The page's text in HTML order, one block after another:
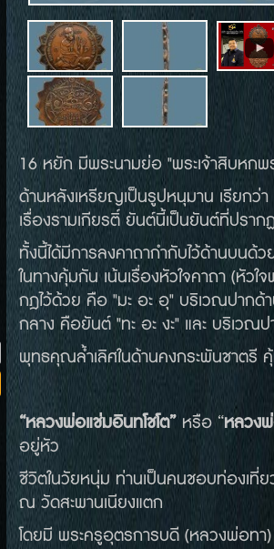
16 หยัก มีพระนามย่อ "พระเจ้าสิบหกพ
ด้านหลังเหรียญเป็นรูปหนุมาน เรียก
เรื่องรามเกียรติ์ ยันต์นี้เป็นยันต์ที่ปรา
ทั้งนี้ได้มีการลงคาถากำกับไว้ด้านบนด้
ในทางคุ้มกัน เน้นเรื่องหัวใจคาถา (หัว
กฎไว้ด้วย คือ "มะ อะ อุ" บริเวณปาก
กลาง คือยันต์ "ทะ อะ งะ" และ บริเวณ
พุทธคุณล้ำเลิศในด้านคงกระพันชาตรี
“​หลวงพ่อแช่มอินทโชโต”หรือ “หลวง
อยู่หัว
ชีวิตในวัยหนุ่ม ท่านเป็นคนชอบท่องเ
ณ วัดสะพานเนียงแตก
โดยมี พระครูอุตรการบดี (หลวงพ่อทา